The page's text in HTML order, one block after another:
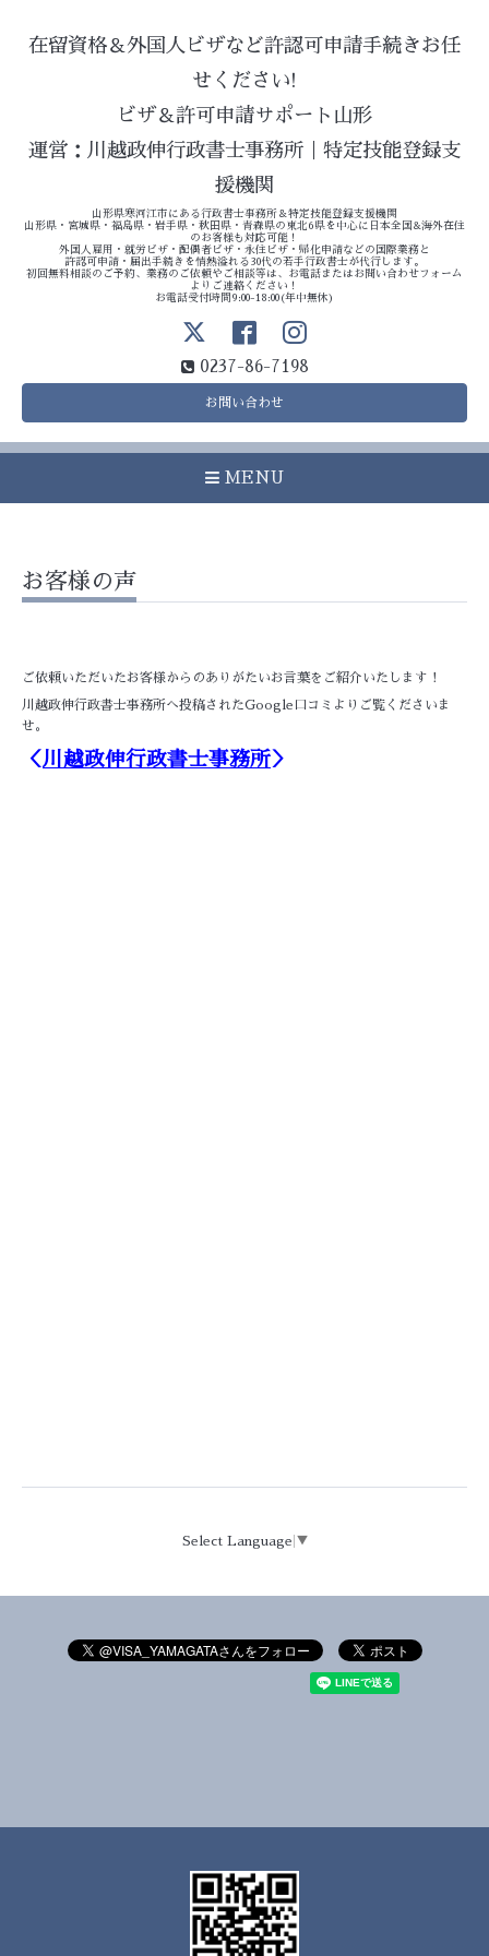
在留資格＆外国人ビザなど許認可申請手続きお任
せください!
ビザ＆許可申請サポート山形
運営：川越政伸行政書士事務所｜特定技能登録支
援機関
山形県寒河江市にある行政書士事務所＆特定技能登録支援機関
山形県・宮城県・福島県・岩手県・秋田県・青森県の東北6県を中心に日本全国&海外在住
のお客様も対応可能！
外国人雇用・就労ビザ・配偶者ビザ・永住ビザ・帰化申請などの国際業務と
許認可申請・届出手続きを情熱溢れる30代の若手行政書士が代行します。
初回無料相談のご予約、業務のご依頼やご相談等は、お電話またはお問い合わせフォーム
よりご連絡ください！
お電話受付時間9:00-18:00(年中無休)
0237-86-7198
お問い合わせ
MENU
お客様の声
ご依頼いただいたお客様からのありがたいお言葉をご紹介いたします！
川越政伸行政書士事務所へ投稿されたGoogle口コミよりご覧くださいま
せ。
＜川越政伸行政書士事務所＞
Select Language ▼